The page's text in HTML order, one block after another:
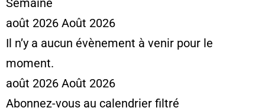
Semaine
août 2026 Août 2026
Il n’y a aucun évènement à venir pour le
moment.
août 2026 Août 2026
Abonnez-vous au calendrier filtré